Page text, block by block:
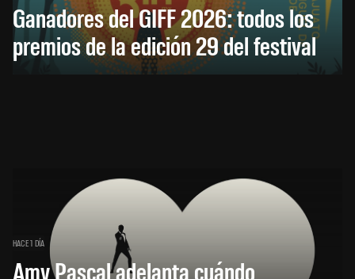
Ganadores del GIFF 2026: todos los
premios de la edición 29 del festival
HACE 1 DÍA
Amy Pascal adelanta cuándo